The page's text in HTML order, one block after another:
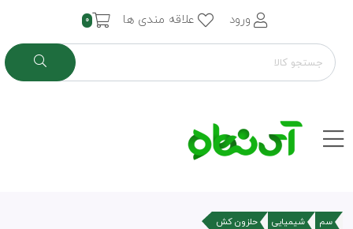
ورود علاقه مندی ها 0
سم شیمیایی حلزون کش